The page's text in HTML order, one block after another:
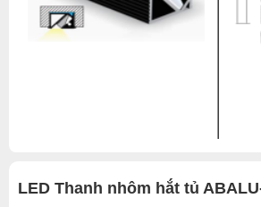
LED Thanh nhôm hắt tủ